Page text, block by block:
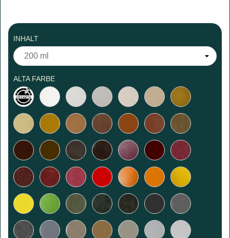
INHALT
ALTA FARBE
benutzerdefinierte
Farbe
Weiß KlippenweißWollweißLachs-
Beige
Sand-
Rosa
Honig
StrohgelbChamoisKaramellPraline Fuchs HellbraunBronze
Dunkelbraun
Café Kastanienbraun
Dunkle
Schokolade
Traube BordeauxErdbeere
Weinrot Mittelrot Fuchsia Rot Safran Orange Curry
Gelb Apfel Olive Tanne Khaki AnthrazitMausgrau
MittelgrauBeton Taupe Leinen Kleister HellgrauLichtgrau